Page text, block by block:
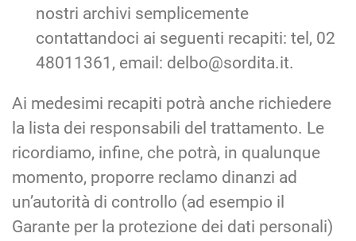
nostri archivi semplicemente
contattandoci ai seguenti recapiti: tel, 02
48011361, email: delbo@sordita.it.
Ai medesimi recapiti potrà anche richiedere
la lista dei responsabili del trattamento. Le
ricordiamo, infine, che potrà, in qualunque
momento, proporre reclamo dinanzi ad
un’autorità di controllo (ad esempio il
Garante per la protezione dei dati personali)